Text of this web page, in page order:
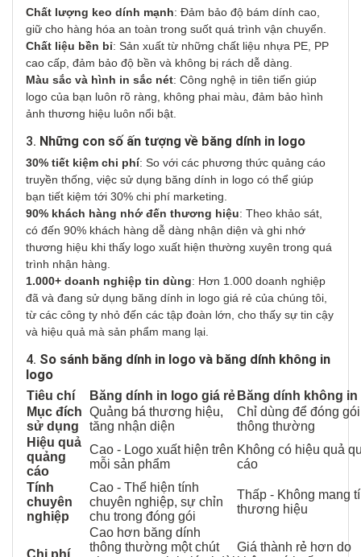
Chất lượng keo dính mạnh: Đảm bảo độ bám dính cao,
giữ cho hàng hóa an toàn trong suốt quá trình vận chuyển.
Chất liệu bền bỉ: Sản xuất từ những chất liệu nhựa PE, PP
cao cấp, đảm bảo độ bền và không bị rách dễ dàng.
Màu sắc và hình in sắc nét: Công nghệ in tiên tiến giúp
logo của bạn luôn rõ ràng, không phai màu, đảm bảo hình
ảnh thương hiệu luôn nổi bật.
3. Những con số ấn tượng về băng dính in logo
30% tiết kiệm chi phí: So với các phương thức quảng cáo
truyền thống, việc sử dụng băng dính in logo có thể giúp
bạn tiết kiệm tới 30% chi phí marketing.
90% khách hàng nhớ đến thương hiệu: Theo khảo sát,
có đến 90% khách hàng dễ dàng nhận diện và ghi nhớ
thương hiệu khi thấy logo xuất hiện thường xuyên trong quá
trình nhận hàng.
1.000+ doanh nghiệp tin dùng: Hơn 1.000 doanh nghiệp
đã và đang sử dụng băng dính in logo giá rẻ của chúng tôi,
từ các công ty nhỏ đến các tập đoàn lớn, cho thấy sự tin cậy
và hiệu quả mà sản phẩm mang lại.
4. So sánh băng dính in logo và băng dính không in
logo
Tiêu chí Băng dính in logo giá rẻ Băng dính không in
Mục đích
sử dụng
Quảng bá thương hiệu,
tăng nhận diện
Chỉ dùng để đóng gói
thông thường
Hiệu quả
quảng
cáo
Cao - Logo xuất hiện trên
mỗi sản phẩm
Không có hiệu quả
cáo
Tính
chuyên
nghiệp
Cao - Thể hiện tính
chuyên nghiệp, sự chỉn
chu trong đóng gói
Thấp - Không mang
thương hiệu
Chi phí
Cao hơn băng dính
thông thường một chút
Giá thành rẻ hơn do